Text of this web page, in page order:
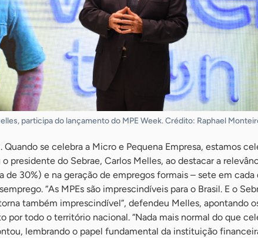
participa do lançamento do MPE Week. Crédito: Raphael
Quando se celebra a Micro e Pequena Empresa, estamos
presidente do Sebrae, Carlos Melles, ao destacar a
de 30%) e na geração de empregos formais – sete em cada
“As MPEs são imprescindíveis para o Brasil. E o
também imprescindível”, defendeu Melles, apontando
por todo o território nacional. “Nada mais normal do que
lembrando o papel fundamental da instituição